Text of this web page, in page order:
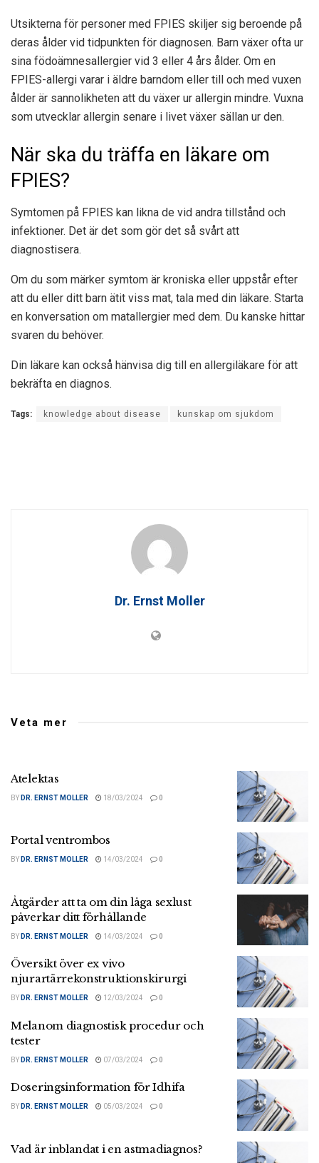
Utsikterna för personer med FPIES skiljer sig beroende på
deras ålder vid tidpunkten för diagnosen. Barn växer ofta ur
sina födoämnesallergier vid 3 eller 4 års ålder. Om en
FPIES-allergi varar i äldre barndom eller till och med vuxen
ålder är sannolikheten att du växer ur allergin mindre. Vuxna
som utvecklar allergin senare i livet växer sällan ur den.
När ska du träffa en läkare om
FPIES?
Symtomen på FPIES kan likna de vid andra tillstånd och
infektioner. Det är det som gör det så svårt att
diagnostisera.
Om du som märker symtom är kroniska eller uppstår efter
att du eller ditt barn ätit viss mat, tala med din läkare. Starta
en konversation om matallergier med dem. Du kanske hittar
svaren du behöver.
Din läkare kan också hänvisa dig till en allergiläkare för att
bekräfta en diagnos.
Tags: knowledge about disease kunskap om sjukdom
Dr. Ernst Moller
Veta mer
Atelektas
BY DR. ERNST MOLLER 18/03/2024 0
Portal ventrombos
BY DR. ERNST MOLLER 14/03/2024 0
Åtgärder att ta om din låga sexlust
påverkar ditt förhållande
BY DR. ERNST MOLLER 14/03/2024 0
Översikt över ex vivo
njurartärrekonstruktionskirurgi
BY DR. ERNST MOLLER 12/03/2024 0
Melanom diagnostisk procedur och
tester
BY DR. ERNST MOLLER 07/03/2024 0
Doseringsinformation för Idhifa
BY DR. ERNST MOLLER 05/03/2024 0
Vad är inblandat i en astmadiagnos?